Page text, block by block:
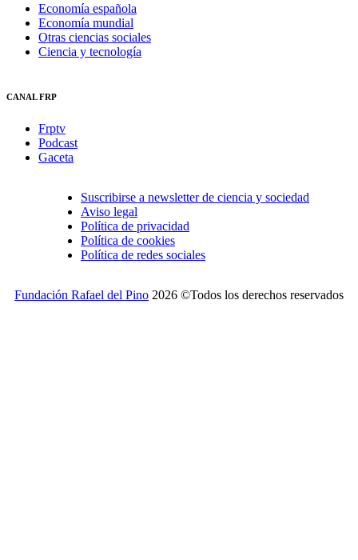
Economía española
Economía mundial
Otras ciencias sociales
Ciencia y tecnología
CANAL FRP
Frptv
Podcast
Gaceta
Suscribirse a newsletter de ciencia y sociedad
Aviso legal
Política de privacidad
Política de cookies
Política de redes sociales
Fundación Rafael del Pino 2026 ©Todos los derechos reservados